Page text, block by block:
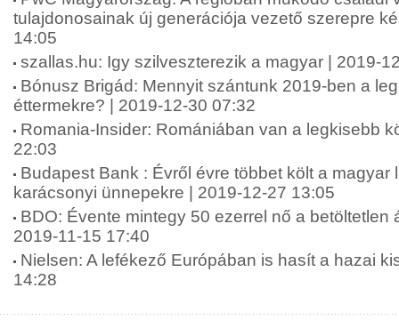
tulajdonosainak új generációja vezető szerepre
14:05
szallas.hu: Igy szilveszterezik a magyar | 2019-
Bónusz Brigád: Mennyit szántunk 2019-ben a
éttermekre? | 2019-12-30 07:32
Romania-Insider: Romániában van a legkisebb
22:03
Budapest Bank : Évről évre többet költ a magyar
karácsonyi ünnepekre | 2019-12-27 13:05
BDO: Évente mintegy 50 ezerrel nő a betöltetlen
2019-11-15 17:40
Nielsen: A lefékező Európában is hasít a hazai
14:28